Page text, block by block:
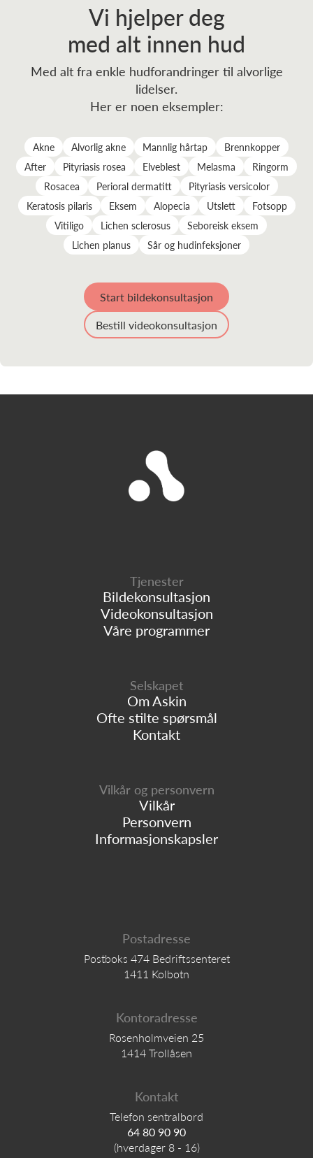
Vi hjelper deg
med alt innen hud
Med alt fra enkle hudforandringer til alvorlige
lidelser.
Her er noen eksempler:
Akne Alvorlig akne Mannlig hårtap
Brennkopper
After
Pityriasis rosea Elveblest Melasma
Ringorm
Rosacea
Perioral dermatitt
Pityriasis versicolor
Keratosis pilaris
Eksem Alopecia Utslett
Fotsopp
Vitiligo
Lichen sclerosus
Seboreisk eksem
Lichen planus
Sår og hudinfeksjoner
Start bildekonsultasjon
Bestill videokonsultasjon
Tjenester
Bildekonsultasjon
Videokonsultasjon
Våre programmer
Selskapet
Om Askin
Ofte stilte spørsmål
Kontakt
Vilkår og personvern
Vilkår
Personvern
Informasjonskapsler
Postadresse
Postboks 474 Bedriftssenteret
1411 Kolbotn
Kontoradresse
Rosenholmveien 25
1414 Trollåsen
Kontakt
Telefon sentralbord
64 80 90 90
(hverdager 8 - 16)